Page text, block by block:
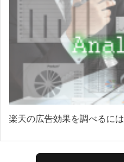
楽天の広告効果を調べるには